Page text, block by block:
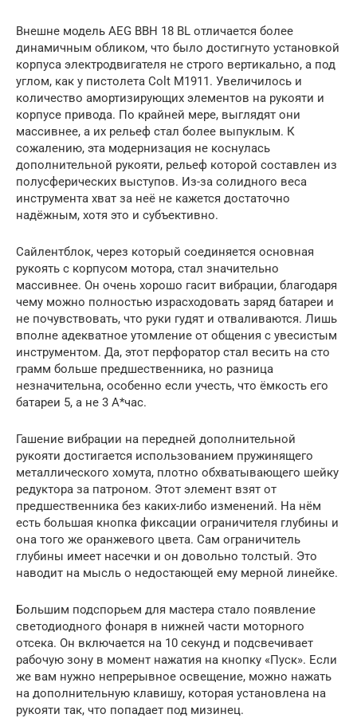
Внешне модель AEG BBH 18 BL отличается более
динамичным обликом, что было достигнуто установкой
корпуса электродвигателя не строго вертикально, а под
углом, как у пистолета Colt M1911. Увеличилось и
количество амортизирующих элементов на рукояти и
корпусе привода. По крайней мере, выглядят они
массивнее, а их рельеф стал более выпуклым. К
сожалению, эта модернизация не коснулась
дополнительной рукояти, рельеф которой составлен из
полусферических выступов. Из-за солидного веса
инструмента хват за неё не кажется достаточно
надёжным, хотя это и субъективно.
Сайлентблок, через который соединяется основная
рукоять с корпусом мотора, стал значительно
массивнее. Он очень хорошо гасит вибрации, благодаря
чему можно полностью израсходовать заряд батареи и
не почувствовать, что руки гудят и отваливаются. Лишь
вполне адекватное утомление от общения с увесистым
инструментом. Да, этот перфоратор стал весить на сто
грамм больше предшественника, но разница
незначительна, особенно если учесть, что ёмкость его
батареи 5, а не 3 А*час.
Гашение вибрации на передней дополнительной
рукояти достигается использованием пружинящего
металлического хомута, плотно обхватывающего шейку
редуктора за патроном. Этот элемент взят от
предшественника без каких-либо изменений. На нём
есть большая кнопка фиксации ограничителя глубины и
она того же оранжевого цвета. Сам ограничитель
глубины имеет насечки и он довольно толстый. Это
наводит на мысль о недостающей ему мерной линейке.
Большим подспорьем для мастера стало появление
светодиодного фонаря в нижней части моторного
отсека. Он включается на 10 секунд и подсвечивает
рабочую зону в момент нажатия на кнопку «Пуск». Если
же вам нужно непрерывное освещение, можно нажать
на дополнительную клавишу, которая установлена на
рукояти так, что попадает под мизинец.